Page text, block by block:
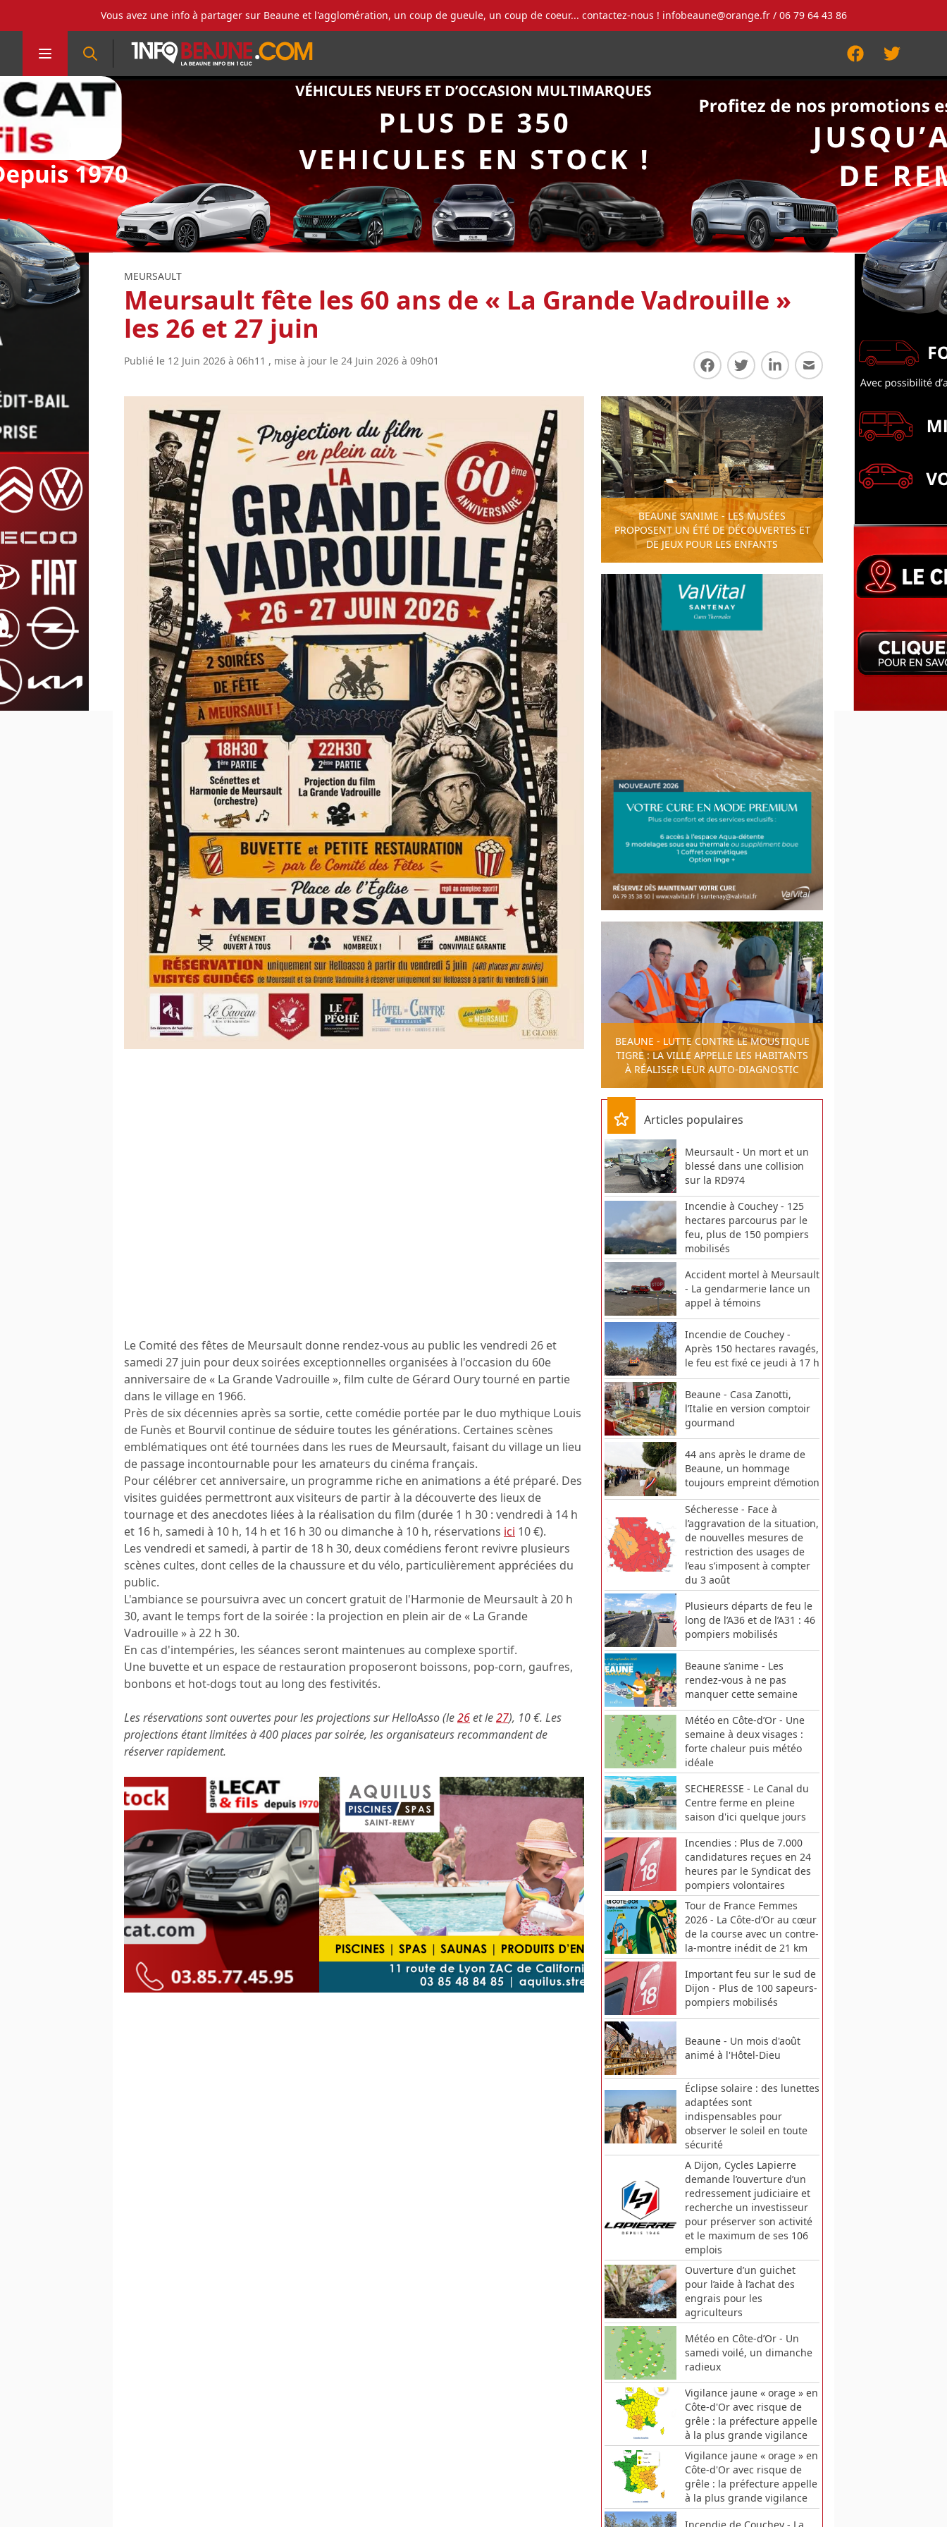
Vous avez une info à partager sur Beaune et l'agglomération, un coup de gueule, un coup de coeur... contactez-nous ! infobeaune@orange.fr/ 06 79 64 43 86
FacebookTwitter
MEURSAULT
Meursault fête les 60 ans de « La Grande Vadrouille »
les 26 et 27 juin
Publié le 12 Juin 2026 à 06h11 , mise à jour le 24 Juin 2026 à 09h01
Partager sur Facebook
Partager sur Twitter
Partager sur LinkedIn
Partager par E-mail
Le Comité des fêtes de Meursault donne rendez-vous au public les vendredi 26 et
samedi 27 juin pour deux soirées exceptionnelles organisées à l'occasion du 60e
anniversaire de « La Grande Vadrouille », film culte de Gérard Oury tourné en partie
dans le village en 1966.
Près de six décennies après sa sortie, cette comédie portée par le duo mythique Louis
de Funès et Bourvil continue de séduire toutes les générations. Certaines scènes
emblématiques ont été tournées dans les rues de Meursault, faisant du village un lieu
de passage incontournable pour les amateurs du cinéma français.
Pour célébrer cet anniversaire, un programme riche en animations a été préparé. Des
visites guidées permettront aux visiteurs de partir à la découverte des lieux de
tournage et des anecdotes liées à la réalisation du film (durée 1 h 30 : vendredi à 14 h
et 16 h, samedi à 10 h, 14 h et 16 h 30 ou dimanche à 10 h, réservations ici 10 €).
Les vendredi et samedi, à partir de 18 h 30, deux comédiens feront revivre plusieurs
scènes cultes, dont celles de la chaussure et du vélo, particulièrement appréciées du
public.
L'ambiance se poursuivra avec un concert gratuit de l'Harmonie de Meursault à 20 h
30, avant le temps fort de la soirée : la projection en plein air de « La Grande
Vadrouille » à 22 h 30.
En cas d'intempéries, les séances seront maintenues au complexe sportif.
Une buvette et un espace de restauration proposeront boissons, pop-corn, gaufres,
bonbons et hot-dogs tout au long des festivités.
Les réservations sont ouvertes pour les projections sur HelloAsso (le26et le27), 10 €. Les
projections étant limitées à 400 places par soirée, les organisateurs recommandent de
réserver rapidement.
BEAUNE S’ANIME - LES MUSÉES
PROPOSENT UN ÉTÉ DE DÉCOUVERTES ET
DE JEUX POUR LES ENFANTS
BEAUNE - LUTTE CONTRE LE MOUSTIQUE
TIGRE : LA VILLE APPELLE LES HABITANTS
À RÉALISER LEUR AUTO-DIAGNOSTIC
Articles populaires
Meursault - Un mort et un
blessé dans une collision
sur la RD974
Incendie à Couchey - 125
hectares parcourus par le
feu, plus de 150 pompiers
mobilisés
Accident mortel à Meursault
- La gendarmerie lance un
appel à témoins
Incendie de Couchey -
Après 150 hectares ravagés,
le feu est fixé ce jeudi à 17 h
Beaune - Casa Zanotti,
l’Italie en version comptoir
gourmand
44 ans après le drame de
Beaune, un hommage
toujours empreint d’émotion
Sécheresse - Face à
l’aggravation de la situation,
de nouvelles mesures de
restriction des usages de
l’eau s’imposent à compter
du 3 août
Plusieurs départs de feu le
long de l’A36 et de l’A31 : 46
pompiers mobilisés
Beaune s’anime - Les
rendez-vous à ne pas
manquer cette semaine
Météo en Côte-d’Or - Une
semaine à deux visages :
forte chaleur puis météo
idéale
SECHERESSE - Le Canal du
Centre ferme en pleine
saison d'ici quelque jours
Incendies : Plus de 7.000
candidatures reçues en 24
heures par le Syndicat des
pompiers volontaires
Tour de France Femmes
2026 - La Côte-d’Or au cœur
de la course avec un contre-
la-montre inédit de 21 km
Important feu sur le sud de
Dijon - Plus de 100 sapeurs-
pompiers mobilisés
Beaune - Un mois d'août
animé à l'Hôtel-Dieu
Éclipse solaire : des lunettes
adaptées sont
indispensables pour
observer le soleil en toute
sécurité
A Dijon, Cycles Lapierre
demande l’ouverture d’un
redressement judiciaire et
recherche un investisseur
pour préserver son activité
et le maximum de ses 106
emplois
Ouverture d’un guichet
pour l’aide à l’achat des
engrais pour les
agriculteurs
Météo en Côte-d’Or - Un
samedi voilé, un dimanche
radieux
Vigilance jaune « orage » en
Côte-d'Or avec risque de
grêle : la préfecture appelle
à la plus grande vigilance
Vigilance jaune « orage » en
Côte-d'Or avec risque de
grêle : la préfecture appelle
à la plus grande vigilance
Incendie de Couchey - La